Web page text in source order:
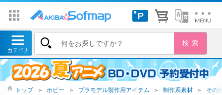
トップ ＞ ホビー ＞ プラモデル製作用アイテム ＞ 制作系素材 ＞ その